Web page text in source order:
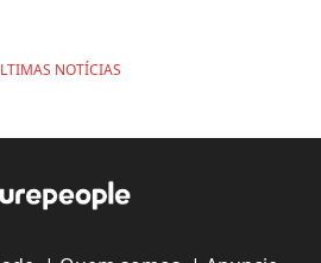
NOTÍCIAS